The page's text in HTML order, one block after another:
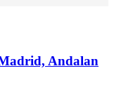
Andalan